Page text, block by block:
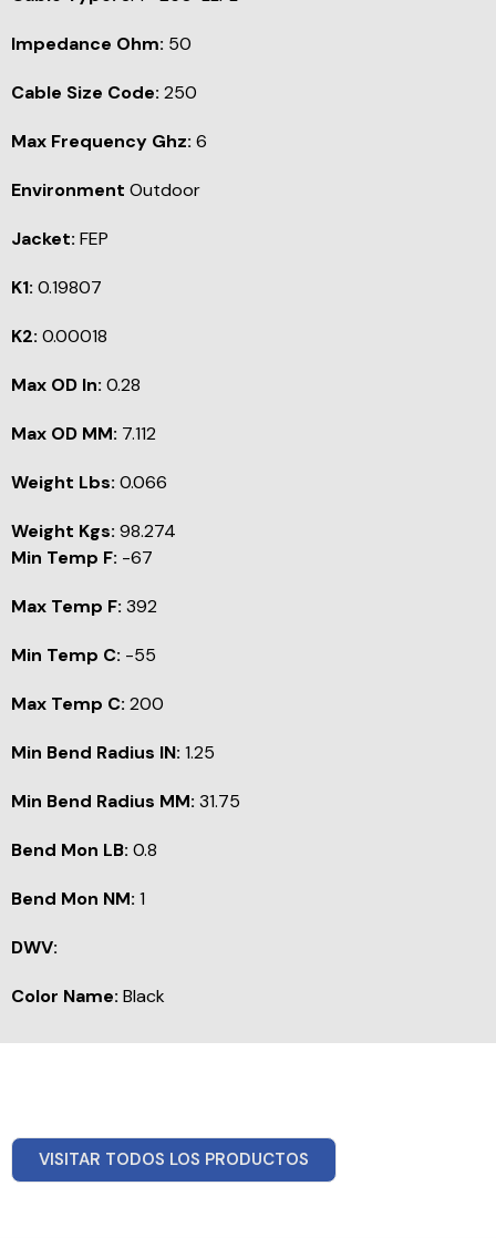
Impedance Ohm: 50
Cable Size Code: 250
Max Frequency Ghz: 6
Environment Outdoor
Jacket: FEP
K1: 0.19807
K2: 0.00018
Max OD In: 0.28
Max OD MM: 7.112
Weight Lbs: 0.066
Weight Kgs: 98.274
Min Temp F: -67
Max Temp F: 392
Min Temp C: -55
Max Temp C: 200
Min Bend Radius IN: 1.25
Min Bend Radius MM: 31.75
Bend Mon LB: 0.8
Bend Mon NM: 1
DWV:
Color Name: Black
VISITAR TODOS LOS PRODUCTOS